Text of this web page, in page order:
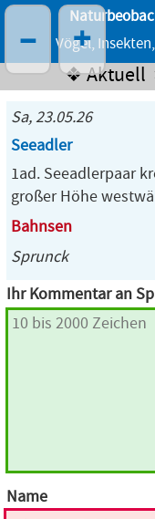
Vögel,
❖ Aktuell
Sa, 23.05.26
Seeadler
1ad. Seeadlerpaar
großer Höhe
Bahnsen
Sprunck
Ihr Kommentar an
Name
– +